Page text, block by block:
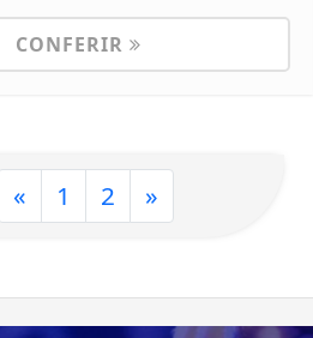
CONFERIR
« 1 2 »